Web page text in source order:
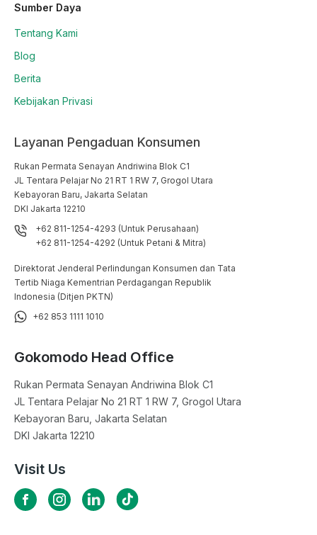
Sumber Daya
Tentang Kami
Blog
Berita
Kebijakan Privasi
Layanan Pengaduan Konsumen
Rukan Permata Senayan Andriwina Blok C1
JL Tentara Pelajar No 21 RT 1 RW 7, Grogol Utara
Kebayoran Baru, Jakarta Selatan
DKI Jakarta 12210
+62 811-1254-4293 (Untuk Perusahaan)
+62 811-1254-4292 (Untuk Petani & Mitra)
Direktorat Jenderal Perlindungan Konsumen dan Tata
Tertib Niaga Kementrian Perdagangan Republik
Indonesia (Ditjen PKTN)
+62 853 1111 1010
Gokomodo Head Office
Rukan Permata Senayan Andriwina Blok C1
JL Tentara Pelajar No 21 RT 1 RW 7, Grogol Utara
Kebayoran Baru, Jakarta Selatan
DKI Jakarta 12210
Visit Us